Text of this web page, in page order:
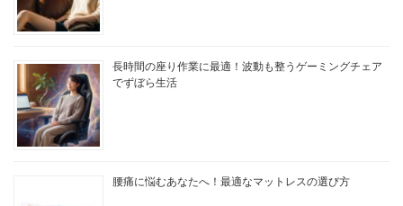
長時間の座り作業に最適！波動も整うゲーミングチェア
でずぼら生活
腰痛に悩むあなたへ！最適なマットレスの選び方